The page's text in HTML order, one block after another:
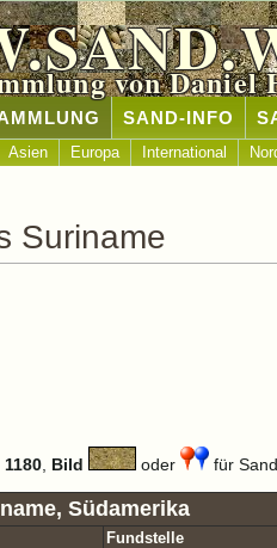
von Daniel
SAND-INFO
Asien Europa International
Suriname
1180 Bild oder für
Südamerika
Fundstelle